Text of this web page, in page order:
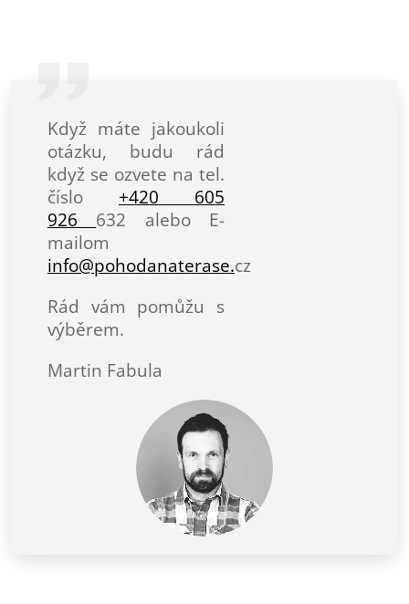
Když máte jakoukoli
otázku, budu rád
když se ozvete na tel.
číslo +420 605
926 632 alebo E-
mailom
info@pohodanaterase.cz
Rád vám pomůžu s
výběrem.
Martin Fabula